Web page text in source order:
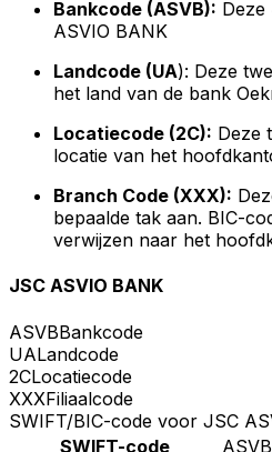
Bankcode (ASVB):
ASVIO BANK
Landcode (UA): Deze
het land van de bank
Locatiecode (2C): Deze
locatie van het
Branch Code (XXX):
bepaalde tak aan. BIC-
verwijzen naar het
JSC ASVIO BANK
ASVBBankcode
UALandcode
2CLocatiecode
XXXFiliaalcode
SWIFT/BIC-code voor JSC
SWIFT-code